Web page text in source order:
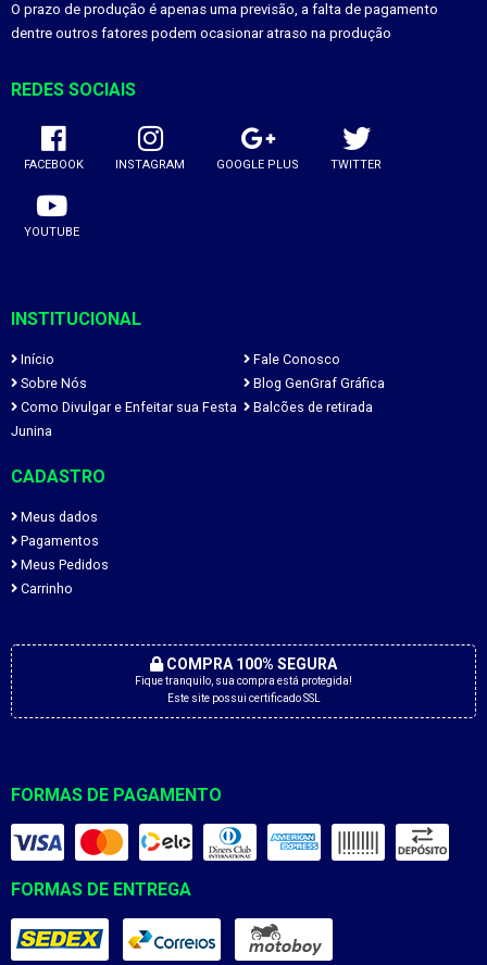
O prazo de produção é apenas uma previsão, a falta de pagamento
dentre outros fatores podem ocasionar atraso na produção
REDES SOCIAIS
FACEBOOK INSTAGRAM GOOGLE PLUS TWITTER
YOUTUBE
INSTITUCIONAL
Início
Fale Conosco
Sobre Nós
Blog GenGraf Gráfica
Como Divulgar e Enfeitar sua Festa
Junina
Balcões de retirada
CADASTRO
Meus dados
Pagamentos
Meus Pedidos
Carrinho
COMPRA 100% SEGURA
Fique tranquilo, sua compra está protegida!
Este site possui certificado SSL
FORMAS DE PAGAMENTO
FORMAS DE ENTREGA